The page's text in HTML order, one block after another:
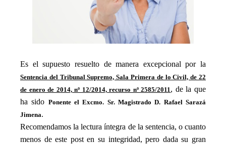
Es el supuesto resuelto de manera excepcional por la
Sentencia del Tribunal Supremo, Sala Primera de lo Civil, de 22
de enero de 2014, nº 12/2014, recurso nº 2585/2011, de la que
ha sido Ponente el Excmo. Sr. Magistrado D. Rafael Sarazá
Jimena.
Recomendamos la lectura íntegra de la sentencia, o cuanto
menos deeste posten su integridad, pero dada su gran